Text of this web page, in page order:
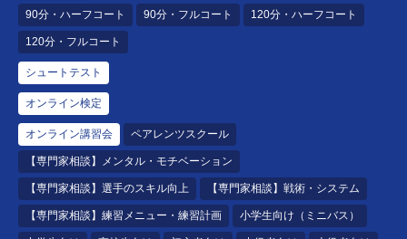
90分・ハーフコート 90分・フルコート 120分・ハーフコート
120分・フルコート
シュートテスト
オンライン検定
オンライン講習会 ペアレンツスクール
【専門家相談】メンタル・モチベーション
【専門家相談】選手のスキル向上 【専門家相談】戦術・システム
【専門家相談】練習メニュー・練習計画 小学生向け（ミニバス）